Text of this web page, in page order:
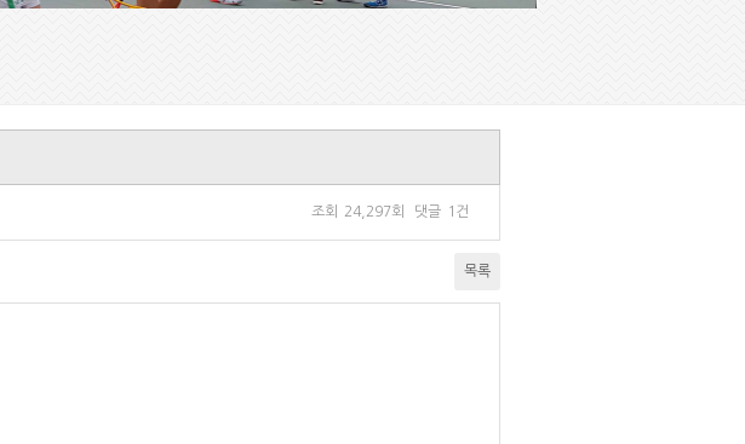
조회 24,297회 댓글 1건
목록